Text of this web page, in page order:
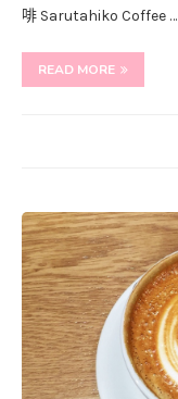
啡 Sarutahiko Coffee …
READ MORE